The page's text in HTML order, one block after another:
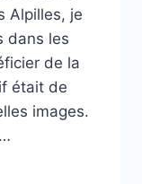
Alpilles, je
dans les
de la
était de
images.